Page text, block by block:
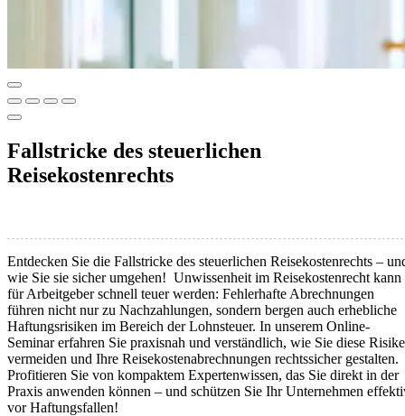
Fallstricke des steuerlichen
Reisekostenrechts
Entdecken Sie die Fallstricke des steuerlichen Reisekostenrechts –
wie Sie sie sicher umgehen! Unwissenheit im Reisekostenrecht kann
für Arbeitgeber schnell teuer werden: Fehlerhafte Abrechnungen
führen nicht nur zu Nachzahlungen, sondern bergen auch erhebliche
Haftungsrisiken im Bereich der Lohnsteuer. In unserem Online-
Seminar erfahren Sie praxisnah und verständlich, wie Sie diese
vermeiden und Ihre Reisekostenabrechnungen rechtssicher gestalten.
Profitieren Sie von kompaktem Expertenwissen, das Sie direkt in der
Praxis anwenden können – und schützen Sie Ihr Unternehmen
vor Haftungsfallen!